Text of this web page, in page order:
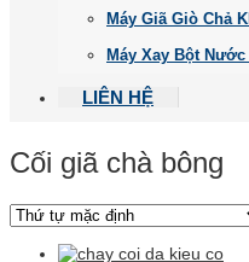
Máy Giã Giò Chả
Máy Xay Bột
LIÊN HỆ
Cối giã chà bông